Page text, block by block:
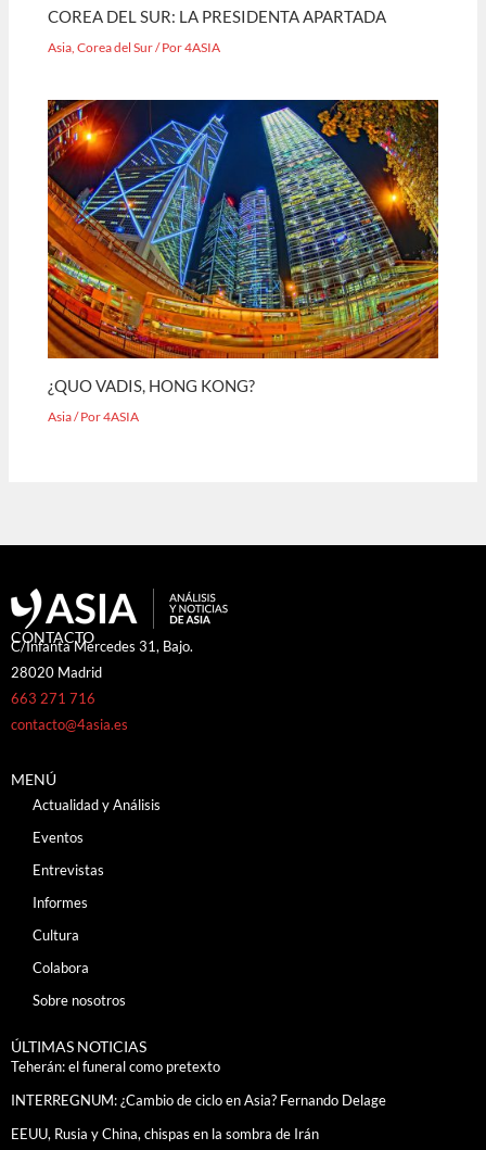
COREA DEL SUR: LA PRESIDENTA APARTADA
Asia ,Corea del Sur/ Por4ASIA
¿QUO VADIS, HONG KONG?
Asia/ Por4ASIA
CONTACTO
C/Infanta Mercedes 31, Bajo.
28020 Madrid
663 271 716
contacto@4asia.es
MENÚ
Actualidad y Análisis
Eventos
Entrevistas
Informes
Cultura
Colabora
Sobre nosotros
ÚLTIMAS NOTICIAS
Teherán: el funeral como pretexto
INTERREGNUM: ¿Cambio de ciclo en Asia? Fernando Delage
EEUU, Rusia y China, chispas en la sombra de Irán